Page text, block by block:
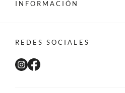
INFORMACIÓN
REDES SOCIALES